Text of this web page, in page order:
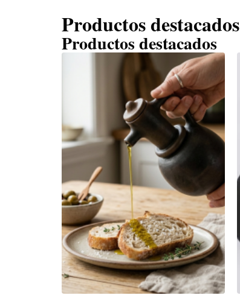
Productos destacados
Productos destacados